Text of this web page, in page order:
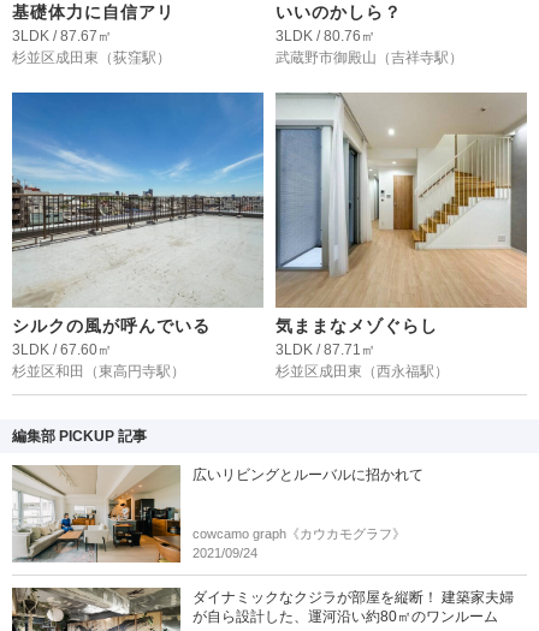
基礎体力に自信アリ
3LDK / 87.67㎡
杉並区成田東 （荻窪駅）
いいのかしら？
3LDK / 80.76㎡
武蔵野市御殿山 （吉祥寺駅）
シルクの風が呼んでいる
3LDK / 67.60㎡
杉並区和田
（東高円寺駅）
気ままなメゾぐらし
3LDK / 87.71㎡
杉並区成田東 （西永福駅）
編集部 PICKUP 記事
広いリビングとルーバルに招かれて
cowcamo graph《カウカモグラフ》
2021/09/24
ダイナミックなクジラが部屋を縦断！ 建築家夫婦
が自ら設計した、運河沿い約80㎡のワンルーム